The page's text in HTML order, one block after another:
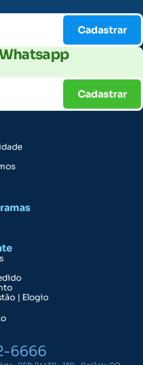
Cadastrar
Cadastrar
| Elogio
6666